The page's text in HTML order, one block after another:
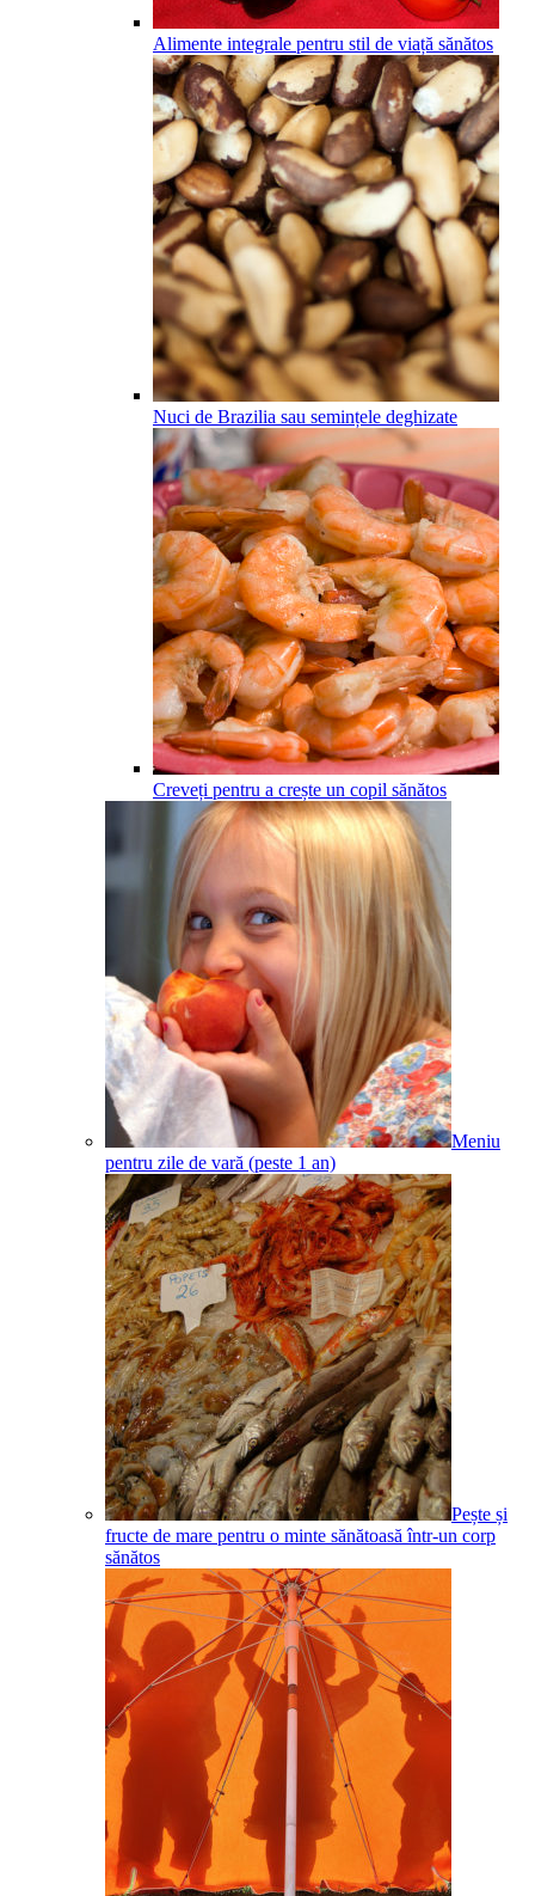
Alimente integrale pentru stil de viață sănătos
Nuci de Brazilia sau semințele deghizate
Creveți pentru a crește un copil sănătos
Meniu
pentru zile de vară (peste 1 an)
Pește și
fructe de mare pentru o minte sănătoasă într-un corp
sănătos